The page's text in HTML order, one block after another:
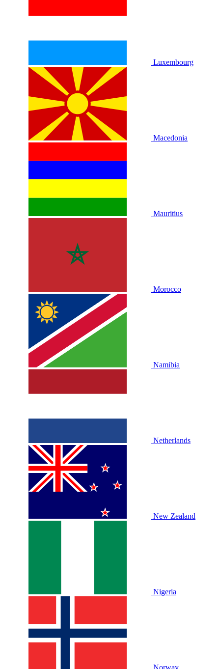
Luxembourg
Macedonia
Mauritius
Morocco
Namibia
Netherlands
New Zealand
Nigeria
Norway